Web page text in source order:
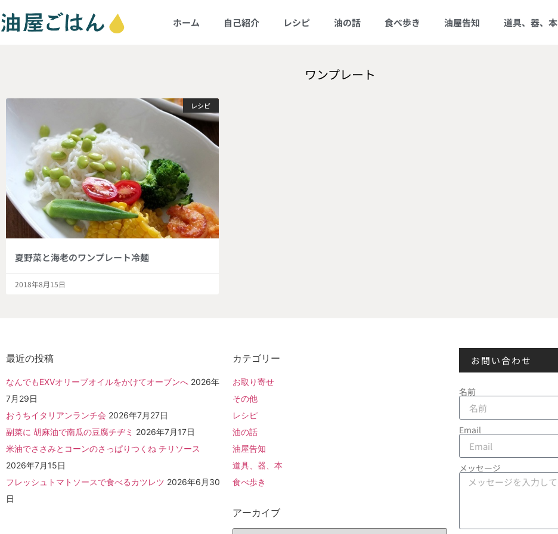
ホーム 自己紹介 レシピ 油の話 食べ歩き 油屋告知 道具、器、本
ワンプレート
レシピ
夏野菜と海老のワンプレート冷麺
2018年8月15日
最近の投稿
なんでもEXVオリーブオイルをかけてオーブンへ 2026年
7月29日
おうちイタリアンランチ会 2026年7月27日
副菜に 胡麻油で南瓜の豆腐チヂミ 2026年7月17日
米油でささみとコーンのさっぱりつくね チリソース
2026年7月15日
フレッシュトマトソースで食べるカツレツ 2026年6月30
日
カテゴリー
お取り寄せ
その他
レシピ
油の話
油屋告知
道具、器、本
食べ歩き
アーカイブ
お問い合わせ
名前
Email
メッセージ